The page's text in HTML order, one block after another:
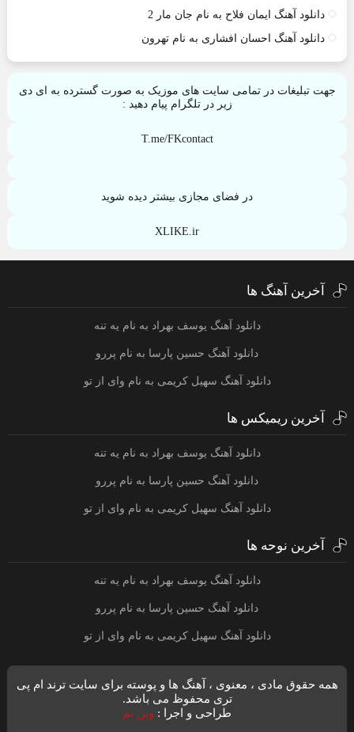
دانلود آهنگ ایمان فلاح به نام جان مار 2
دانلود آهنگ احسان افشاری به نام تهرون
جهت تبلیغات در تمامی سایت های موزیک به صورت گسترده به ای دی
زیر در تلگرام پیام دهید :
T.me/FKcontact
در فضای مجازی بیشتر دیده شوید
XLIKE.ir
آخرین آهنگ ها
دانلود آهنگ یوسف بهراد به نام یه تنه
دانلود آهنگ حسین پارسا به نام پررو
دانلود آهنگ سهیل کریمی به نام وای از تو
آخرین ریمیکس ها
دانلود آهنگ یوسف بهراد به نام یه تنه
دانلود آهنگ حسین پارسا به نام پررو
دانلود آهنگ سهیل کریمی به نام وای از تو
آخرین نوحه ها
دانلود آهنگ یوسف بهراد به نام یه تنه
دانلود آهنگ حسین پارسا به نام پررو
دانلود آهنگ سهیل کریمی به نام وای از تو
همه حقوق مادی ، معنوی ، آهنگ ها و پوسته برای سایت ترند ام پی
تری محفوظ می باشد.
طراحی و اجرا : وین تم